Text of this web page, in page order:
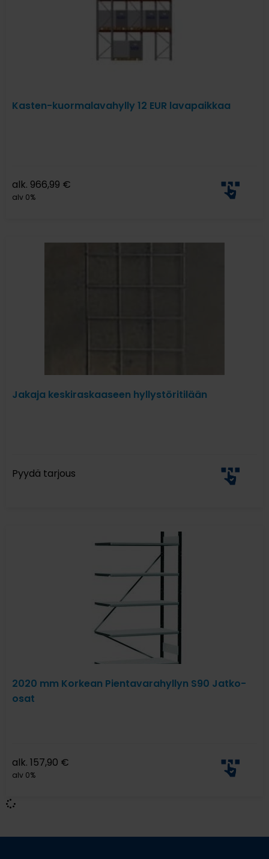
Kasten-kuormalavahylly 12 EUR lavapaikkaa
alk. 966,99 €
alv 0%
Jakaja keskiraskaaseen hyllystöritilään
Pyydä tarjous
2020 mm Korkean Pientavarahyllyn S90 Jatko-
osat
alk. 157,90 €
alv 0%